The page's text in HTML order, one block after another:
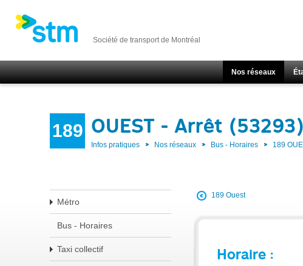
Société de transport de Montréal
Nos réseaux
189 OUEST - Arrêt (53293)
Infos pratiques Nos réseaux Bus - Horaires 189
Métro
Bus - Horaires
Taxi collectif
189 Ouest
Horaire :